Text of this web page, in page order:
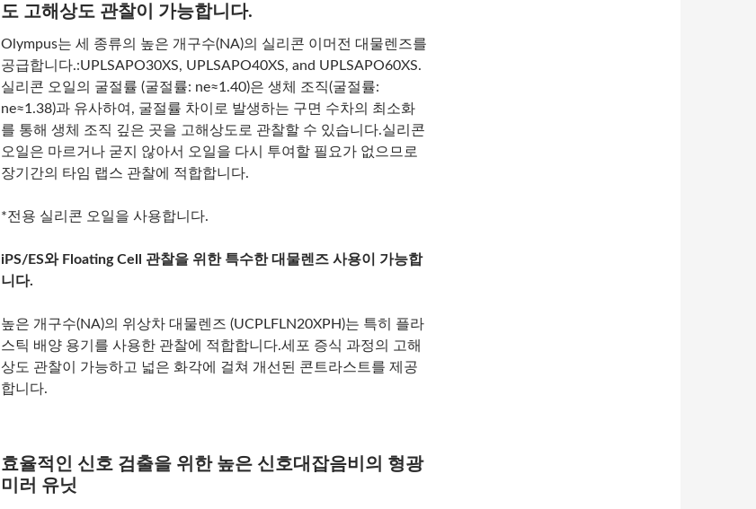
도 고해상도 관찰이 가능합니다.
Olympus는 세 종류의 높은 개구수(NA)의 실리콘 이머전 대물렌즈를
공급합니다.:UPLSAPO30XS, UPLSAPO40XS, and UPLSAPO60XS.
실리콘 오일의 굴절률 (굴절률: ne≈1.40)은 생체 조직(굴절률:
ne≈1.38)과 유사하여, 굴절률 차이로 발생하는 구면 수차의 최소화
를 통해 생체 조직 깊은 곳을 고해상도로 관찰할 수 있습니다.실리콘
오일은 마르거나 굳지 않아서 오일을 다시 투여할 필요가 없으므로
장기간의 타임 랩스 관찰에 적합합니다.
*전용 실리콘 오일을 사용합니다.
iPS/ES와 Floating Cell 관찰을 위한 특수한 대물렌즈 사용이 가능합
니다.
높은 개구수(NA)의 위상차 대물렌즈 (UCPLFLN20XPH)는 특히 플라
스틱 배양 용기를 사용한 관찰에 적합합니다.세포 증식 과정의 고해
상도 관찰이 가능하고 넓은 화각에 걸쳐 개선된 콘트라스트를 제공
합니다.
효율적인 신호 검출을 위한 높은 신호대잡음비의 형광
미러 유닛